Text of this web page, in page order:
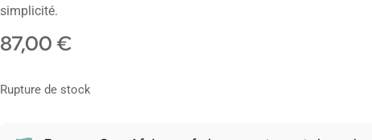
simplicité.
87,00 €
Rupture de stock